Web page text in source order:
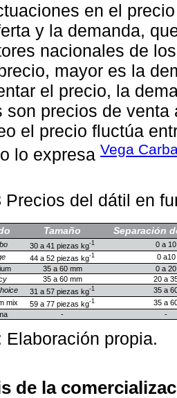
en el
y la demanda,
nacionales de
mayor es la
el precio, la
son precios de
el precio fluctúa
lo expresa Vega
Precios del dátil en
Tamaño Separación
30 a 41 piezas kg-1
0 a 10
44 a 52 piezas kg-1
0 a10
35 a 60 mm
0 a 20
35 a 60 mm
20 a
31 a 57 piezas kg-1
35 a
mix
59 a 77 piezas kg-1
35 a
- -
Elaboración propia.
de la